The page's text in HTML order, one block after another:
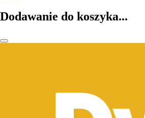
Dodawanie do koszyka...